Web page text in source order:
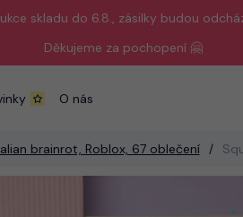
skladu do 6.8., zásilky budou
Děkujeme za pochopení 🤗
O nás
brainrot, Roblox, 67 oblečení